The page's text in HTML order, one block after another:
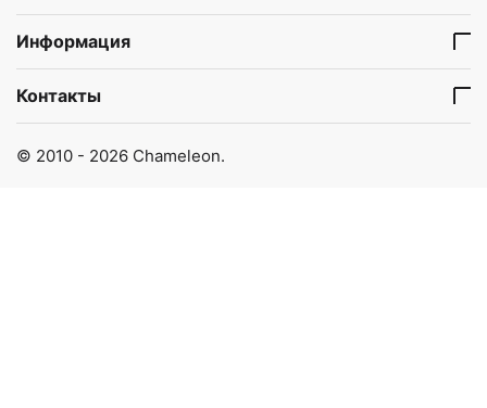
Информация
Контакты
© 2010 - 2026 Chameleon.